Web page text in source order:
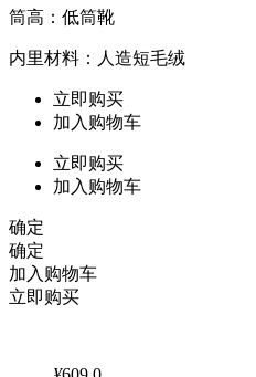
筒高：低筒靴
内里材料：人造短毛绒
立即购买
加入购物车
立即购买
加入购物车
确定
确定
加入购物车
立即购买